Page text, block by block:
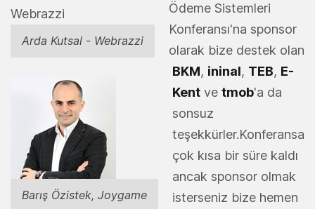
Arda Kutsal - Webrazzi
Barış Özistek, Joygame
Ödeme Sistemleri
Konferansı'na sponsor
olarak bize destek olan
BKM, ininal, TEB, E-
Kent ve tmob'a da
sonsuz
teşekkürler.Konferansa
çok kısa bir süre kaldı
ancak sponsor olmak
isterseniz bize hemen